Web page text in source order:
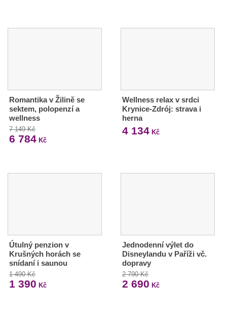
Romantika v Žilině se
sektem, polopenzí a
wellness
7 149 Kč
6 784 Kč
Wellness relax v srdci
Krynice-Zdrój: strava i
herna
4 134Kč
Útulný penzion v
Krušných horách se
snídaní i saunou
1 490 Kč
1 390 Kč
Jednodenní výlet do
Disneylandu v Paříži vč.
dopravy
2 790 Kč
2 690 Kč